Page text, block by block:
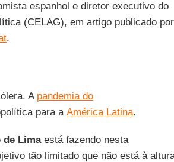
espanhol e diretor executivo do
(CELAG), em artigo publicado por
.
A pandemia do
para a América Latina.
de Limaestá fazendo nesta
tão limitado que não está à